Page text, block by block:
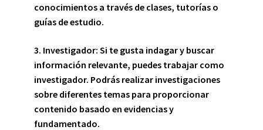
conocimientos a través de clases, tutorías o
guías de estudio.
3. Investigador: Si te gusta indagar y buscar
información relevante, puedes trabajar como
investigador. Podrás realizar investigaciones
sobre diferentes temas para proporcionar
contenido basado en evidencias y
fundamentado.